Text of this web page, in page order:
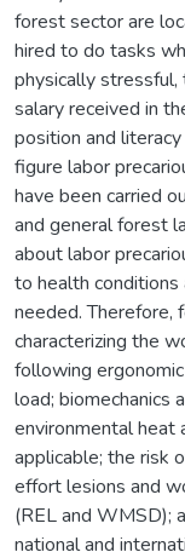
forest sector are
hired to do tasks
physically
salary received in
position and
figure labor
have been carried
and general forest
about labor
to health conditions
needed. Therefore,
characterizing the
following
load; biomechanics
environmental heat
applicable; the risk
effort lesions and
(REL and WMSD);
national and